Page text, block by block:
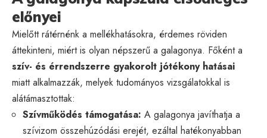
előnyei
Mielőtt rátérnénk a mellékhatásokra, érdemes röviden
áttekinteni, miért is olyan népszerű a galagonya. Főként a
szív- és érrendszerre gyakorolt jótékony hatásai
miatt alkalmazzák, melyek tudományos vizsgálatokkal is
alátámasztottak:
Szívműködés támogatása: A galagonya javíthatja a
szívizom összehúzódási erejét, ezáltal hatékonyabban